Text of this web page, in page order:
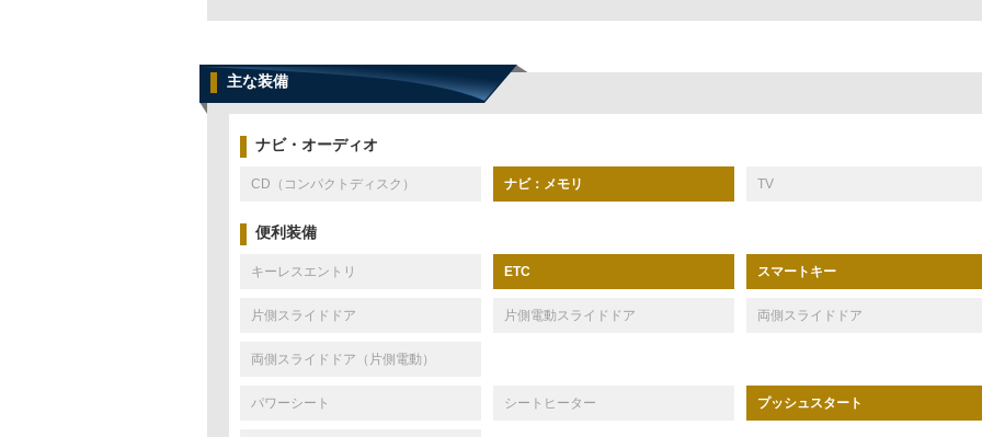
主な装備
ナビ・オーディオ
CD（コンパクトディスク） ナビ：メモリ TV
便利装備
キーレスエントリ ETC スマートキー
片側スライドドア 片側電動スライドドア 両側スライドドア
両側スライドドア（片側電動）
パワーシート シートヒーター プッシュスタート